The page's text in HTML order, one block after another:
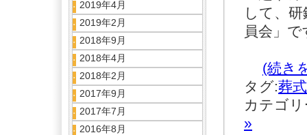
2019年4月
2019年2月
2018年9月
2018年4月
2018年2月
2017年9月
2017年7月
2016年8月
して、
員会」で
(続き
タグ:葬
カテゴ
»